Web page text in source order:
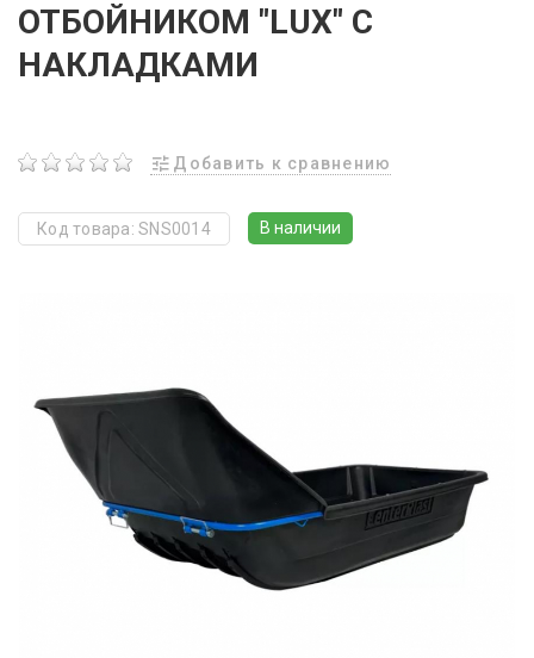
ОТБОЙНИКОМ "LUX" С
НАКЛАДКАМИ
Добавить к сравнению
Код товара: SNS0014 В наличии